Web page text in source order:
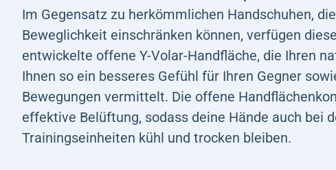
Im Gegensatz zu herkömmlichen Handschuhen,
Beweglichkeit einschränken können, verfügen
entwickelte offene Y-Volar-Handfläche, die Ihren
Ihnen so ein besseres Gefühl für Ihren Gegner
Bewegungen vermittelt. Die offene
effektive Belüftung, sodass deine Hände auch bei
Trainingseinheiten kühl und trocken bleiben.